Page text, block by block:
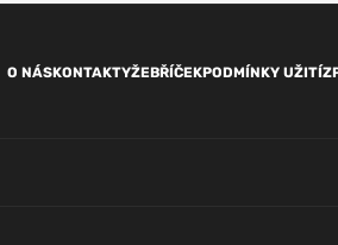
O NÁSKONTAKTYŽEBŘÍČEKPODMÍNKY UŽITÍ